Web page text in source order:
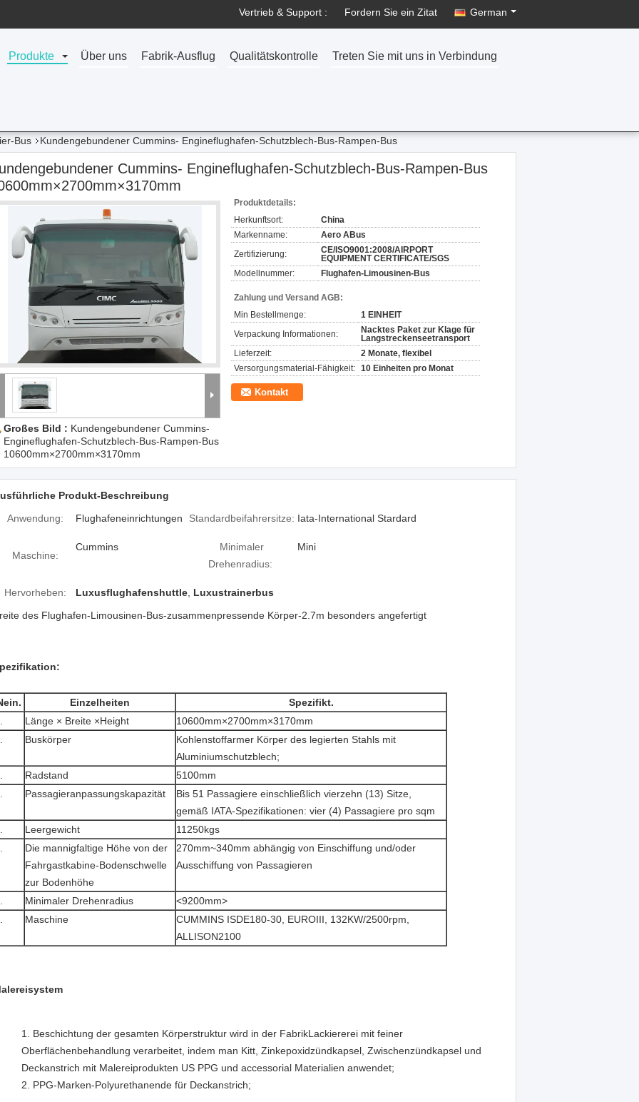
Vertrieb & Support : Fordern Sie ein Zitat German
Produkte Über uns Fabrik-Ausflug Qualitätskontrolle Treten Sie mit uns in Verbindung
Bus Kundengebundener Cummins- Engineflughafen-Schutzblech-Bus-Rampen-Bus
Cummins- Engineflughafen-Schutzblech-Bus-Rampen-Bus
Großes Bild : Kundengebundener Cummins-
Engineflughafen-Schutzblech-Bus-Rampen-Bus
10600mm×2700mm×3170mm
Produktdetails:
Herkunftsort:
China
Markenname:
Aero ABus
Zertifizierung:
CE/ISO9001:2008/AIRPORT
EQUIPMENT CERTIFICATE/SGS
Modellnummer:
Flughafen-Limousinen-Bus
Zahlung und Versand AGB:
Min Bestellmenge:
1 EINHEIT
Verpackung Informationen:
Nacktes Paket zur Klage für
Langstreckenseetransport
Lieferzeit:
2 Monate, flexibel
Versorgungsmaterial-Fähigkeit: 10 Einheiten pro Monat
Kontakt
Produkt-Beschreibung
Anwendung:
Flughafeneinrichtungen Standardbeifahrersitze: Iata-International Stardard
Maschine:
Cummins
Minimaler
Drehenradius:
Mini
Hervorheben: Luxusflughafenshuttle Luxustrainerbus
des Flughafen-Limousinen-Bus-zusammenpressende Körper-2.7m besonders angefertigt
Einzelheiten
Spezifikt.
Länge × Breite ×Height
10600mm×2700mm×3170mm
Buskörper
Kohlenstoffarmer Körper des legierten Stahls mit
Aluminiumschutzblech;
Radstand
5100mm
Passagieranpassungskapazität
Bis 51 Passagiere einschließlich vierzehn (13) Sitze,
gemäß IATA-Spezifikationen: vier (4) Passagiere pro sqm
Leergewicht
11250kgs
Die mannigfaltige Höhe von der
Fahrgastkabine-Bodenschwelle
zur Bodenhöhe
270mm~340mm abhängig von Einschiffung und/oder
Ausschiffung von Passagieren
Minimaler Drehenradius
<9200mm>
Maschine
CUMMINS ISDE180-30, EUROIII, 132KW/2500rpm,
ALLISON2100
Beschichtung der gesamten Körperstruktur wird in der FabrikLackiererei mit feiner
Oberflächenbehandlung verarbeitet, indem man Kitt, Zinkepoxidzündkapsel, Zwischenzündkapsel und
Deckanstrich mit Malereiprodukten US PPG und accessorial Materialien anwendet;
PPG-Marken-Polyurethanende für Deckanstrich;